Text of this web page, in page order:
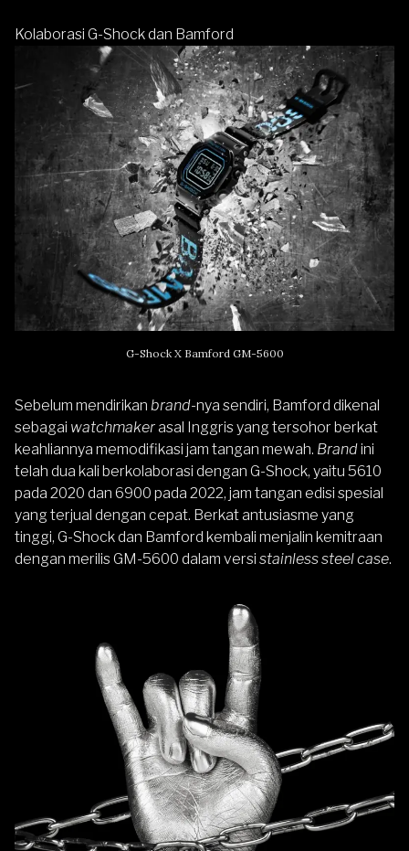
Kolaborasi G-Shock dan Bamford
G-Shock X Bamford GM-5600
Sebelum mendirikan brand-nya sendiri, Bamford dikenal
sebagai watchmakerasal Inggris yang tersohor berkat
keahliannya memodifikasi jam tangan mewah. Brandini
telah dua kali berkolaborasi dengan G-Shock, yaitu 5610
pada 2020 dan 6900 pada 2022, jam tangan edisi spesial
yang terjual dengan cepat. Berkat antusiasme yang
tinggi, G-Shock dan Bamford kembali menjalin kemitraan
dengan merilis GM-5600 dalam versi stainless steel case.